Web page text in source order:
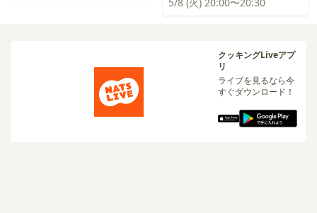
クッキングLiveアプ
リ
ライブを見るなら今
すぐダウンロード！